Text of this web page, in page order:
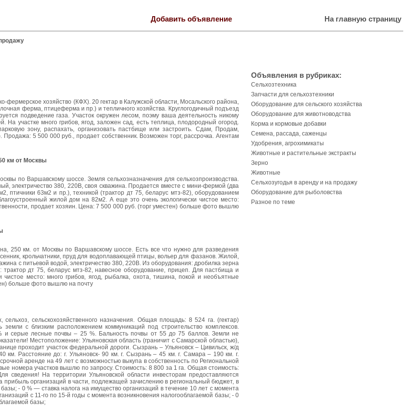
Добавить объявление На главную страницу
хозяйство (КФХ). 20 гектар в Калужской области, Мосальского района,
ферма, птицеферма и пр.) и тепличного хозяйства. Круглогодичный подъезд
подведение газа. Участок окружен лесом, поэму ваша деятельность никому
участке много грибов, ягод, заложен сад, есть теплица, плодородный огород.
зону, распахать, организовать пастбище или застроить. Сдам, Продам,
5 500 000 руб., продает собственник. Возможен торг, рассрочка. Агентам
км от Москвы
по Варшавскому шоссе. Земля сельхозназначения для сельхозпроизводства.
электричество 380, 220В, своя скважина. Продается вместе с мини-фермой (два
птичники 63м2 и пр.), техникой (трактор дт 75, беларус мтз-82), оборудованием
жилой дом на 82м2. А еще это очень экологически чистое место:
продает хозяин. Цена: 7 500 000 руб. (торг уместен) больше фото вышлю
250 км. от Москвы по Варшавскому шоссе. Есть все что нужно для разведения
крольчатники, пруд для водоплавающей птицы, вольер для фазанов. Жилой,
с питьевой водой, электричество 380, 220В. Из оборудования: дробилка зерна
дт 75, беларус мтз-82, навесное оборудование, прицеп. Для пастбища и
чистое место: много грибов, ягод, рыбалка, охота, тишина, покой и необъятные
больше фото вышлю на почту
сельскохозяйственного назначения. Общая площадь: 8 524 га. (гектар)
с близким расположением коммуникаций под строительство комплексов.
и серые лесные почвы – 25 %. Бальность почвы от 55 до 75 баллов. Земли не
Местоположение: Ульяновская область (граничит с Самарской областью),
проходит участок федеральной дороги. Сызрань – Ульяновск – Цивильск, ж/д
Расстояние до: г. Ульяновск- 90 км. г. Сызрань – 45 км. г. Самара – 190 км. г.
аренде на 49 лет с возможностью выкупа в собственность по Региональной
номера участков вышлю по запросу. Стоимость: 8 800 за 1 га. Общая стоимость:
сведения! На территории Ульяновской области инвесторам предоставляются
организаций в части, подлежащей зачислению в региональный бюджет, в
- 0 % — ставка налога на имущество организаций в течение 10 лет с момента
с 11-го по 15-й годы с момента возникновения налогооблагаемой базы; - 0
базы;
Объявления в рубриках:
Сельхозтехника
Запчасти для сельхозтехники
Оборудование для сельского хозяйства
Оборудование для животноводства
Корма и кормовые добавки
Семена, рассада, саженцы
Удобрения, агрохимикаты
Животные и растительные экстракты
Зерно
Животные
Сельхозугодья в аренду и на продажу
Оборудование для рыболовства
Разное по теме